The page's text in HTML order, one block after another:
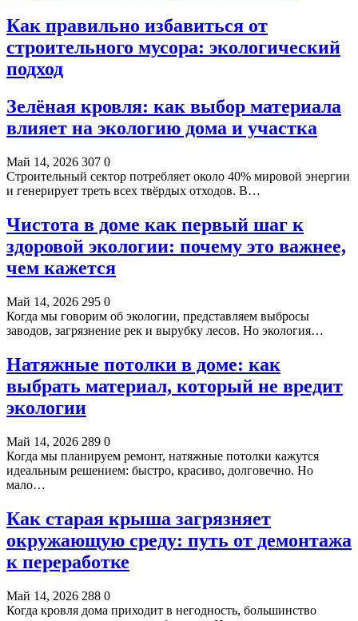
Как правильно избавиться от
строительного мусора: экологический
подход
Зелёная кровля: как выбор материала
влияет на экологию дома и участка
Май 14, 2026 307 0
Строительный сектор потребляет около 40% мировой энергии
и генерирует треть всех твёрдых отходов. В…
Чистота в доме как первый шаг к
здоровой экологии: почему это важнее,
чем кажется
Май 14, 2026 295 0
Когда мы говорим об экологии, представляем выбросы
заводов, загрязнение рек и вырубку лесов. Но экология…
Натяжные потолки в доме: как
выбрать материал, который не вредит
экологии
Май 14, 2026 289 0
Когда мы планируем ремонт, натяжные потолки кажутся
идеальным решением: быстро, красиво, долговечно. Но
мало…
Как старая крыша загрязняет
окружающую среду: путь от демонтажа
к переработке
Май 14, 2026 288 0
Когда кровля дома приходит в негодность, большинство